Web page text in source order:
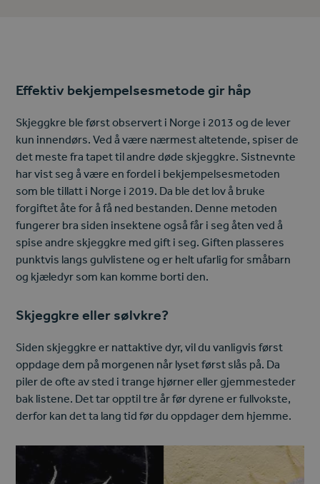
Effektiv bekjempelsesmetode gir håp
Skjeggkre ble først observert i Norge i 2013 og de lever
kun innendørs. Ved å være nærmest altetende, spiser de
det meste fra tapet til andre døde skjeggkre. Sistnevnte
har vist seg å være en fordel i bekjempelsesmetoden
som ble tillatt i Norge i 2019. Da ble det lov å bruke
forgiftet åte for å få ned bestanden. Denne metoden
fungerer bra siden insektene også får i seg åten ved å
spise andre skjeggkre med gift i seg. Giften plasseres
punktvis langs gulvlistene og er helt ufarlig for småbarn
og kjæledyr som kan komme borti den.
Skjeggkre eller sølvkre?
Siden skjeggkre er nattaktive dyr, vil du vanligvis først
oppdage dem på morgenen når lyset først slås på. Da
piler de ofte av sted i trange hjørner eller gjemmesteder
bak listene. Det tar opptil tre år før dyrene er fullvokste,
derfor kan det ta lang tid før du oppdager dem hjemme.